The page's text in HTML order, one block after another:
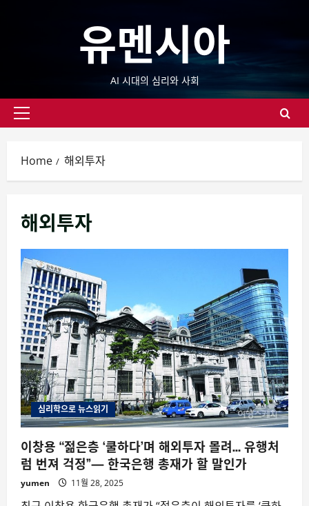
유멘시아
AI 시대의 심리와 사회
Primary
Home 해외투자
해외투자
심리학으로 뉴스읽기
이창용 “젊은층 ‘쿨하다’며 해외투자 몰려… 유행처
럼 번져 걱정”— 한국은행 총재가 할 말인가
yumen 11월 28, 2025